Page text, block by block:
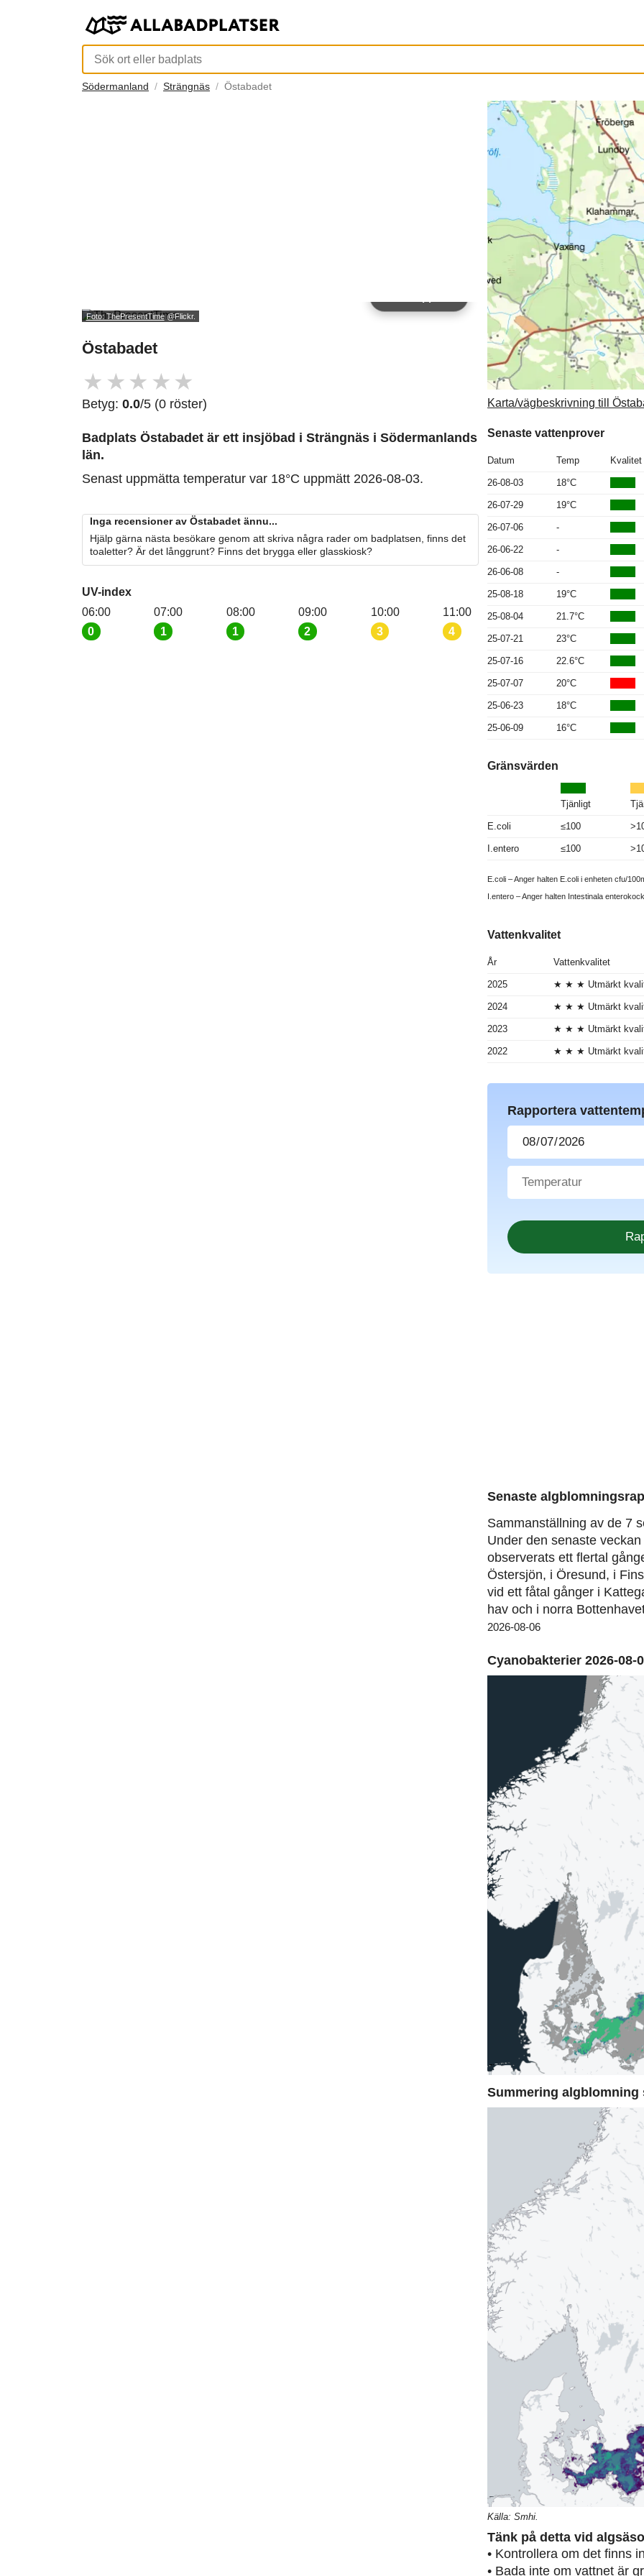
Södermanland Strängnäs Östabadet
Foto: ThePresentTime@Flickr.
Östabadet
★ ★ ★ ★ ★
Betyg: 0.0/5 (0 röster)
Badplats Östabadet är ett insjöbad i Strängnäs i Södermanlands
län.
Senast uppmätta temperatur var 18°C uppmätt 2026-08-03.
Inga recensioner av Östabadet ännu...
Hjälp gärna nästa besökare genom att skriva några rader om badplatsen, finns det
toaletter? Är det långgrunt? Finns det brygga eller glasskiosk?
UV-index
06:00
0
07:00
1
08:00
1
09:00
2
10:00
3
11:00
4
Karta/vägbeskrivning till
Senaste vattenprover
Datum Temp Kvalitet
26-08-03 18°C
26-07-29 19°C
26-07-06 -
26-06-22 -
26-06-08 -
25-08-18 19°C
25-08-04 21.7°C
25-07-21 23°C
25-07-16 22.6°C
25-07-07 20°C
25-06-23 18°C
25-06-09 16°C
Gränsvärden
Tjänligt
E.coli ≤100
I.entero ≤100
E.coli – Anger halten E.coli i enheten cfu/
I.entero – Anger halten Intestinala
Vattenkvalitet
År Vattenkvalitet
2025 ★ ★ ★ Utmärkt
2024 ★ ★ ★ Utmärkt
2023 ★ ★ ★ Utmärkt
2022 ★ ★ ★ Utmärkt
Rapportera
Senaste
Sammanställning av de 7
Under den senaste
observerats ett flertal
Östersjön, i Öresund, i
vid ett fåtal gånger i
hav och i norra
2026-08-06
Cyanobakterier 2026-08-
Summering algblomning
Källa: Smhi.
Tänk på detta vid
• Kontrollera om det finns
• Bada inte om vattnet är